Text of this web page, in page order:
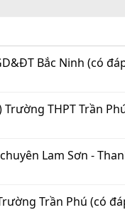
Bắc Ninh (có
THPT Trần
Lam Sơn -
Trần Phú (có